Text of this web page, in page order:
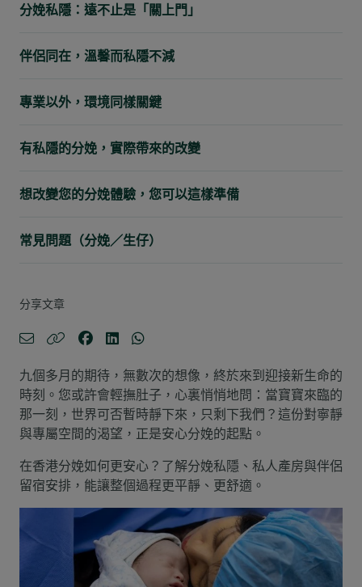
分娩私隱：遠不止是「關上門」
伴侶同在，溫馨而私隱不減
專業以外，環境同樣關鍵
有私隱的分娩，實際帶來的改變
想改變您的分娩體驗，您可以這樣準備
常見問題（分娩／生仔）
分享文章
九個多月的期待，無數次的想像，終於來到迎接新生命的
時刻。您或許會輕撫肚子，心裏悄悄地問：當寶寶來臨的
那一刻，世界可否暫時靜下來，只剩下我們？這份對寧靜
與專屬空間的渴望，正是安心分娩的起點。
在香港分娩如何更安心？了解分娩私隱、私人產房與伴侶
留宿安排，能讓整個過程更平靜、更舒適。